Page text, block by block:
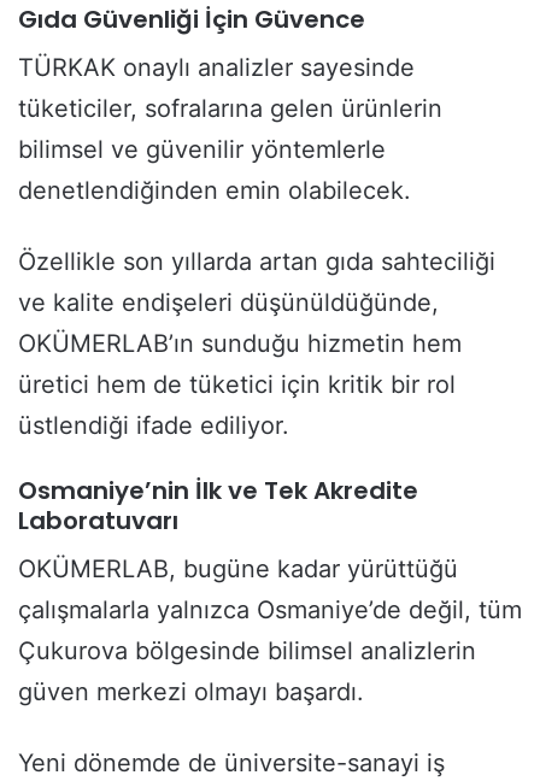
Gıda Güvenliği İçin Güvence
TÜRKAK onaylı analizler sayesinde
tüketiciler, sofralarına gelen ürünlerin
bilimsel ve güvenilir yöntemlerle
denetlendiğinden emin olabilecek.
Özellikle son yıllarda artan gıda sahteciliği
ve kalite endişeleri düşünüldüğünde,
OKÜMERLAB’ın sunduğu hizmetin hem
üretici hem de tüketici için kritik bir rol
üstlendiği ifade ediliyor.
Osmaniye’nin İlk ve Tek Akredite
Laboratuvarı
OKÜMERLAB, bugüne kadar yürüttüğü
çalışmalarla yalnızca Osmaniye’de değil, tüm
Çukurova bölgesinde bilimsel analizlerin
güven merkezi olmayı başardı.
Yeni dönemde de üniversite-sanayi iş